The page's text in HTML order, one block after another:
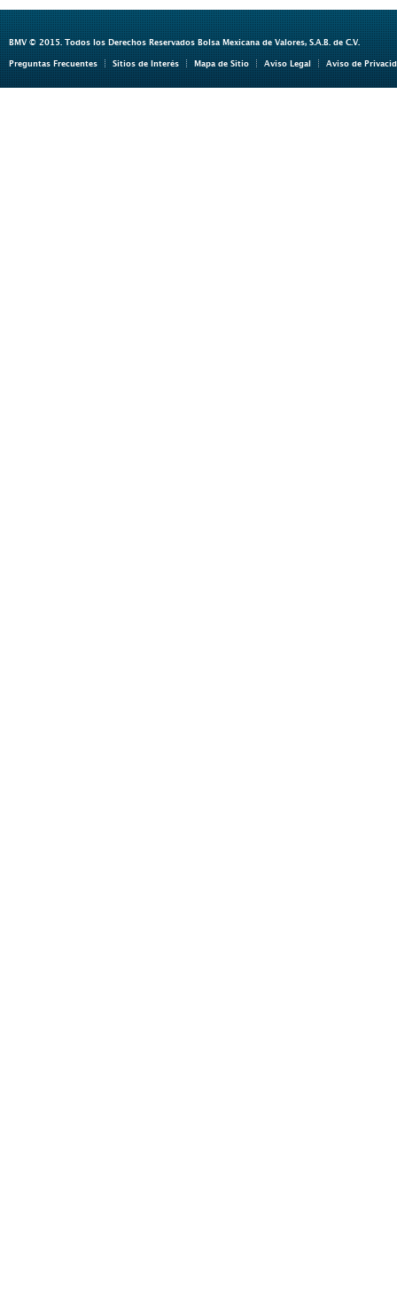
BMV © 2015. Todos los Derechos Reservados Bolsa Mexicana de Valores, S.A.B. de C.V.
Preguntas Frecuentes Sitios de Interés Mapa de Sitio Aviso Legal Aviso de